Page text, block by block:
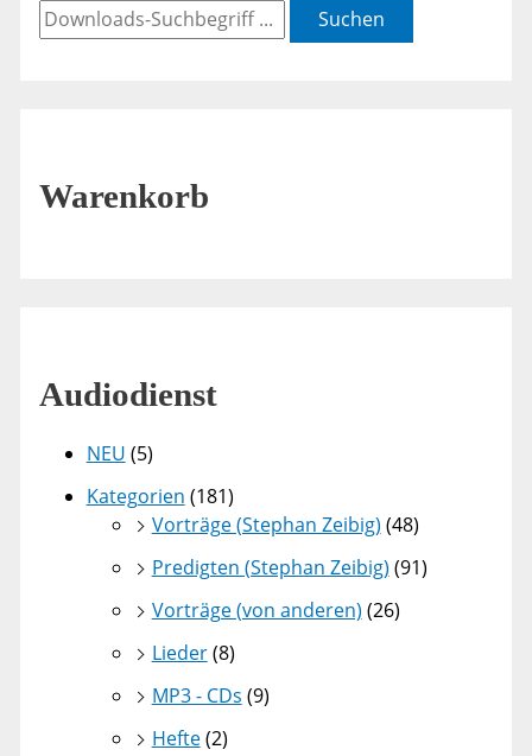
Suchen
Warenkorb
Audiodienst
NEU (5)
Kategorien (181)
Vorträge (Stephan Zeibig) (48)
Predigten (Stephan Zeibig) (91)
Vorträge (von anderen) (26)
Lieder(8)
MP3 - CDs (9)
Hefte(2)